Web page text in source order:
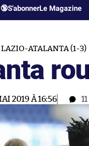
S'abonnerLe Magazine
LAZIO-ATALANTA (1-3)
2019 À 16:56 11